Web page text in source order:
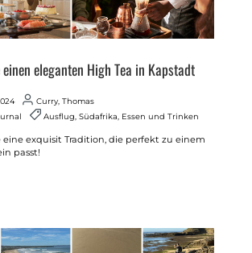
einen eleganten High Tea in Kapstadt
Curry, Thomas
Ausflug ,Südafrika Essen und Trinken
eine exquisit Tradition, die perfekt zu einem
passt!